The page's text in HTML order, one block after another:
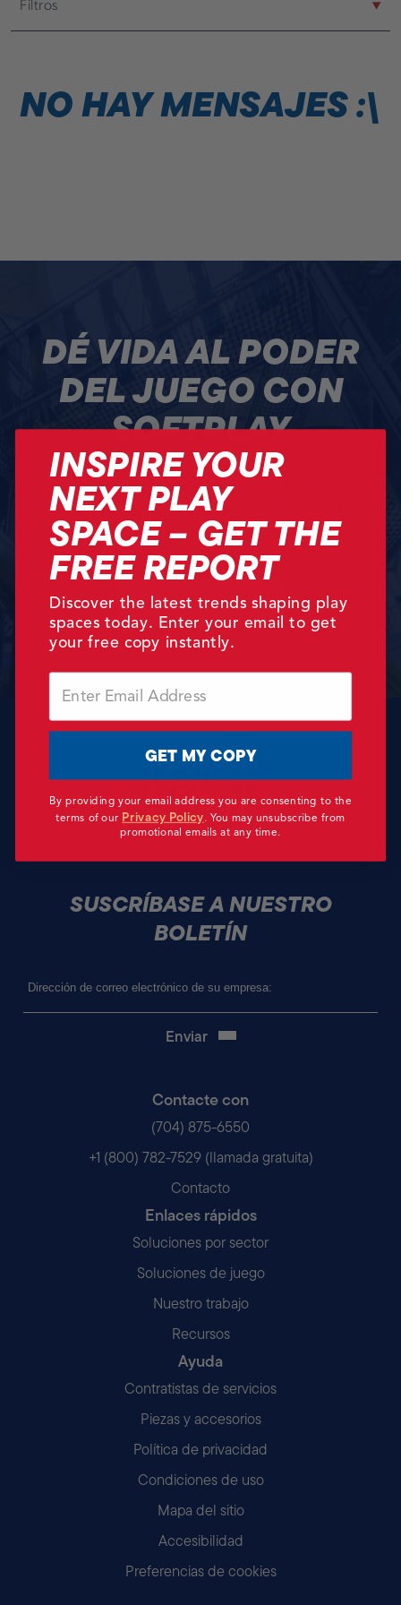
Filtros
NO HAY MENSAJES :\
DÉ VIDA AL PODER
DEL JUEGO CON
SOFTPLAY
¿Listo para imaginar las posibilidades de juego? ¿Tiene
preguntas sobre su espacio? Empecemos por filtrar sus
requisitos y le pondremos en contacto con el miembro
adecuado de nuestro equipo.
Inicie su proyecto →
Soft Play
SUSCRÍBASE A NUESTRO
BOLETÍN
electrónico
Contacte con
(704) 875-6550
+1 (800) 782-7529 (llamada gratuita)
Contacto
Enlaces rápidos
Soluciones por sector
Soluciones de juego
Nuestro trabajo
Recursos
Ayuda
Contratistas de servicios
Piezas y accesorios
Política de privacidad
Condiciones de uso
Mapa del sitio
Accesibilidad
Preferencias de cookies
INSPIRE YOUR
NEXT PLAY
SPACE – GET THE
FREE REPORT
Discover the latest trends shaping play
spaces today. Enter your email to get
your free copy instantly.
GET MY COPY
By providing your email address you are consenting to the
terms of our Privacy Policy.You may unsubscribe from
promotional emails at any time.